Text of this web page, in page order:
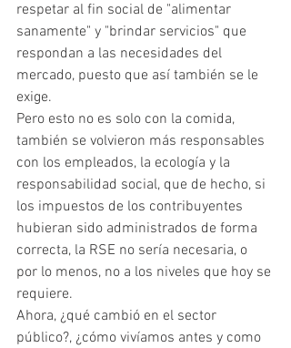
respetar al fin social de "alimentar
sanamente" y "brindar servicios" que
respondan a las necesidades del
mercado, puesto que así también se le
exige.
Pero esto no es solo con la comida,
también se volvieron más responsables
con los empleados, la ecología y la
responsabilidad social, que de hecho, si
los impuestos de los contribuyentes
hubieran sido administrados de forma
correcta, la RSE no sería necesaria, o
por lo menos, no a los niveles que hoy se
requiere.
Ahora, ¿qué cambió en el sector
público?, ¿cómo vivíamos antes y como